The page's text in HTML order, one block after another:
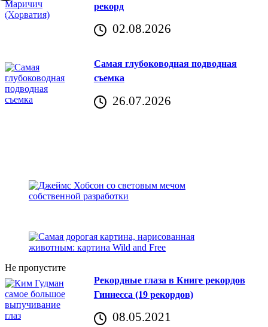
рекорд
02.08.2026
Самая глубоководная подводная
съемка
26.07.2026
Не пропустите
Рекордные глаза в Книге рекордов
Гиннесса (19 рекордов)
08.05.2021